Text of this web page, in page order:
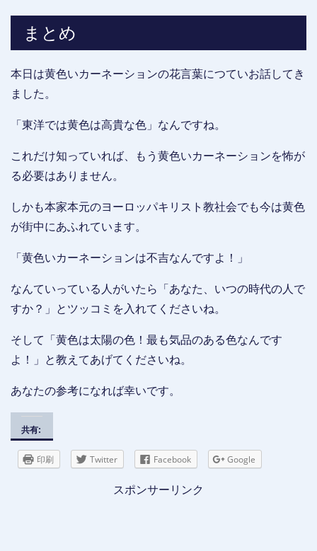
まとめ
本日は黄色いカーネーションの花言葉につていお話してき
ました。
「東洋では黄色は高貴な色」なんですね。
これだけ知っていれば、もう黄色いカーネーションを怖が
る必要はありません。
しかも本家本元のヨーロッパキリスト教社会でも今は黄色
が街中にあふれています。
「黄色いカーネーションは不吉なんですよ！」
なんていっている人がいたら「あなた、いつの時代の人で
すか？」とツッコミを入れてくださいね。
そして「黄色は太陽の色！最も気品のある色なんです
よ！」と教えてあげてくださいね。
あなたの参考になれば幸いです。
共有:
印刷 Twitter Facebook Google
スポンサーリンク